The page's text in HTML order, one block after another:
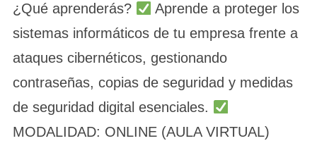
¿Qué aprenderás?
Aprende a proteger los
sistemas informáticos de tu empresa frente a
ataques cibernéticos, gestionando
contraseñas, copias de seguridad y medidas
de seguridad digital esenciales.
MODALIDAD: ONLINE (AULA VIRTUAL)